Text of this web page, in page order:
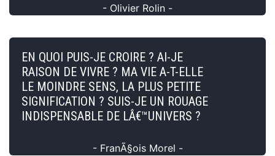
- Olivier Rolin -
EN QUOI PUIS-JE CROIRE ? AI-JE
RAISON DE VIVRE ? MA VIE A-T-ELLE
LE MOINDRE SENS, LA PLUS PETITE
SIGNIFICATION ? SUIS-JE UN ROUAGE
INDISPENSABLE DE LÂ€™UNIVERS ?
- FranÃ§ois Morel -